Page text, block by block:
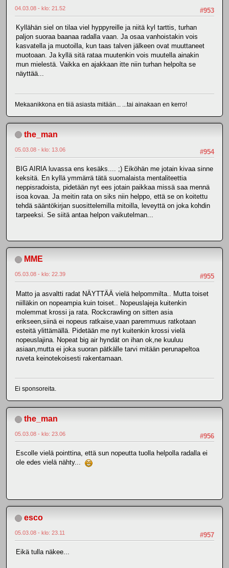
#953
04.03.08 - klo: 21.52
Kyllähän siel on tilaa viel hyppyreille ja niitä kyl tarttis, turhan
paljon suoraa baanaa radalla vaan. Ja osaa vanhoistakin vois
kasvatella ja muotoilla, kun taas talven jälkeen ovat muuttaneet
muotoaan. Ja kyllä sitä rataa muutenkin vois muutella ainakin
mun mielestä. Vaikka en ajakkaan itte niin turhan helpolta se
näyttää...
Mekaanikkona en tiiä asiasta mitään... ...tai ainakaan en kerro!
the_man
#954
05.03.08 - klo: 13.06
BIG AIRIA luvassa ens kesäks.... ;) Eiköhän me jotain kivaa sinne
keksitä. En kyllä ymmärrä tätä suomalaista mentaliteettia
neppisradoista, pidetään nyt ees jotain paikkaa missä saa mennä
isoa kovaa. Ja meitin rata on siks niin helppo, että se on koitettu
tehdä sääntökirjan suosittelemilla mitoilla, leveyttä on joka kohdin
tarpeeksi. Se siitä antaa helpon vaikutelman...
MME
#955
05.03.08 - klo: 22.39
Matto ja asvaltti radat NÄYTTÄÄ vielä helpommilta.. Mutta toiset
niilläkin on nopeampia kuin toiset.. Nopeuslajeja kuitenkin
molemmat krossi ja rata. Rockcrawling on sitten asia
erikseen,siinä ei nopeus ratkaise,vaan paremmuus ratkotaan
esteitä ylittämällä. Pidetään me nyt kuitenkin krossi vielä
nopeuslajina. Nopeat big air hyndät on ihan ok,ne kuuluu
asiaan,mutta ei joka suoran pätkälle tarvi mitään perunapeltoa
ruveta keinotekoisesti rakentamaan.
Ei sponsoreita.
the_man
#956
05.03.08 - klo: 23.06
Escolle vielä pointtina, että sun nopeutta tuolla helpolla radalla ei
ole edes vielä nähty...
esco
#957
05.03.08 - klo: 23.11
Eikä tulla näkee...